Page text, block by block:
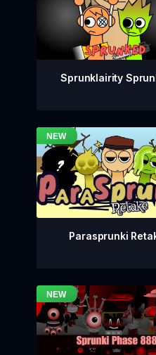
Sprunklairity
Parasprunki